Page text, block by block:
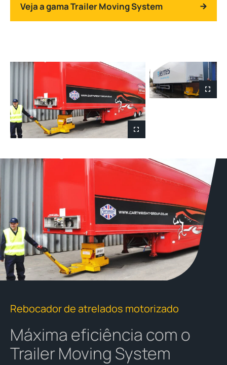
Veja a gama Trailer Moving System
Rebocador de atrelados motorizado
Máxima eficiência com o
Trailer Moving System